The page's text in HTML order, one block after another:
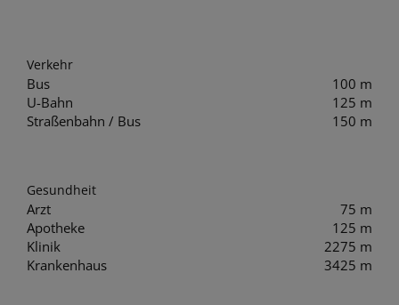
Verkehr
Bus
100 m
U-Bahn
125 m
Straßenbahn / Bus
150 m
Gesundheit
Arzt
75 m
Apotheke
125 m
Klinik
2275 m
Krankenhaus
3425 m